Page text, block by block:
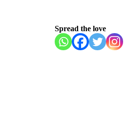
Spread the love